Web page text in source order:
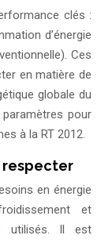
clés :
d’énergie
Ces
en matière de
globale du
pour
à la RT 2012.
respecter
en énergie
et
utilisés. Il est